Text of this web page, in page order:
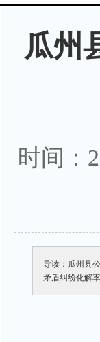
瓜州
时间：
导读：瓜州县
矛盾纠纷化解率